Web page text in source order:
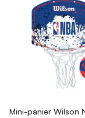
Mini-panier Wilson